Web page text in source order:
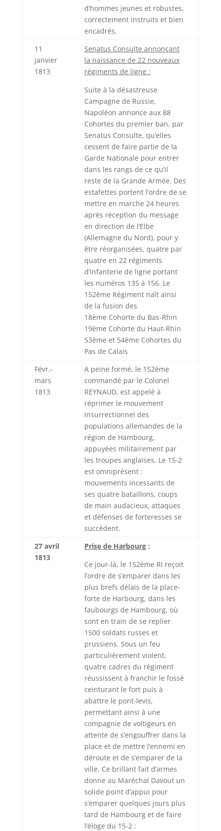
d’hommes jeunes et robustes,
correctement instruits et bien
encadrés.
11
janvier
1813
Senatus Consulte annonçant
la naissance de 22 nouveaux
régiments de ligne :
Suite à la désastreuse
Campagne de Russie,
Napoléon annonce aux 88
Cohortes du premier ban, par
Senatus Consulte, qu’elles
cessent de faire partie de la
Garde Nationale pour entrer
dans les rangs de ce qu’il
reste de la Grande Armée. Des
estafettes portent l’ordre de se
mettre en marche 24 heures
après réception du message
en direction de l’Elbe
(Allemagne du Nord), pour y
être réorganisées, quatre par
quatre en 22 régiments
d’infanterie de ligne portant
les numéros 135 à 156. Le
152ème Régiment naît ainsi
de la fusion des
18ème Cohorte du Bas-Rhin
19ème Cohorte du Haut-Rhin
53ème et 54ème Cohortes du
Pas de Calais
Févr.-
mars
1813
A peine formé, le 152ème
commandé par le Colonel
REYNAUD, est appelé à
réprimer le mouvement
insurrectionnel des
populations allemandes de la
région de Hambourg,
appuyées militairement par
les troupes anglaises. Le 15-2
est omniprésent :
mouvements incessants de
ses quatre bataillons, coups
de main audacieux, attaques
et défenses de forteresses se
succèdent.
27 avril
1813
Prise de Harbourg:
Ce jour-là, le 152ème RI reçoit
l’ordre de s’emparer dans les
plus brefs délais de la place-
forte de Harbourg, dans les
faubourgs de Hambourg, où
sont en train de se replier
1500 soldats russes et
prussiens. Sous un feu
particulièrement violent,
quatre cadres du régiment
réussissent à franchir le fossé
ceinturant le fort puis à
abattre le pont-levis,
permettant ainsi à une
compagnie de voltigeurs en
attente de s’engouffrer dans la
place et de mettre l’ennemi en
déroute et de s’emparer de la
ville. Ce brillant fait d’armes
donne au Maréchal Davout un
solide point d’appui pour
s’emparer quelques jours plus
tard de Hambourg et de faire
l’éloge du 15-2 :